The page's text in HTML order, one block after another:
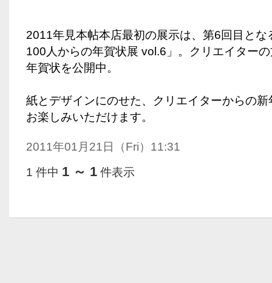
2011年見本帖本店最初の展示は、第6回目とな
100人からの年賀状展 vol.6」。クリエイター
年賀状を公開中。
紙とデザインにのせた、クリエイターからの
お楽しみいただけます。
2011年01月21日（Fri）11:31
1 件中 1 ～ 1 件表示